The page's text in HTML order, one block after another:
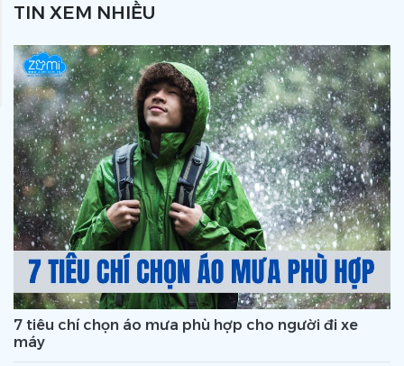
TIN XEM NHIỀU
7 tiêu chí chọn áo mưa phù hợp cho người đi xe
máy